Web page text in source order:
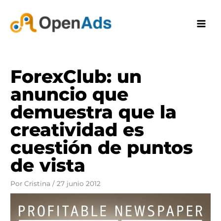
contenido
ForexClub: un
anuncio que
demuestra que la
creatividad es
cuestión de puntos
de vista
PorCristina/27 junio 2012